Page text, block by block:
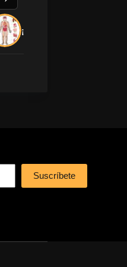
¡Preciosa la anatomía
Suscríbete